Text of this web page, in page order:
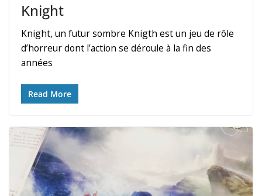
Knight
Knight, un futur sombre Knigth est un jeu de rôle
d’horreur dont l’action se déroule à la fin des
années
Read More